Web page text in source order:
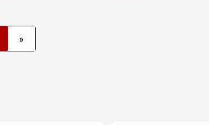
o que precisa
a
»